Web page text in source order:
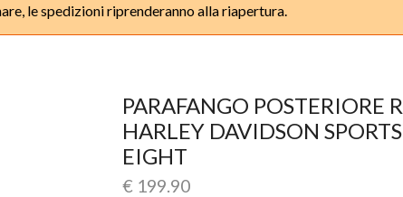
le spedizioni riprenderanno alla riapertura.
PARAFANGO POSTERIORE
HARLEY DAVIDSON
EIGHT
€ 199.90